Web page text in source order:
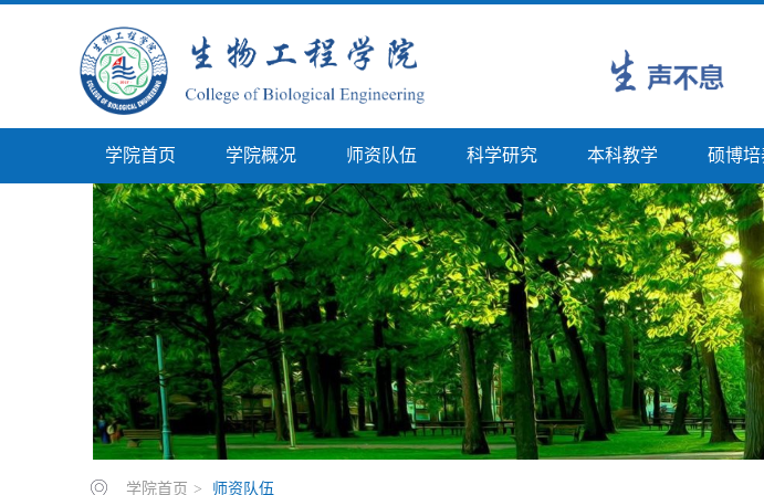
学院首页 学院概况 师资队伍 科学研究 本科教学 硕博培
学院首页 > 师资队伍